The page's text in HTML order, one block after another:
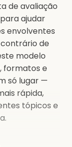
de avaliação
ajudar
envolventes
de
modelo
formatos e
só lugar —
rápida,
tópicos e